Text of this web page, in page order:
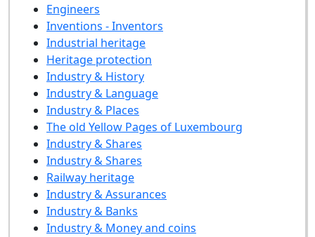
Engineers
Inventions - Inventors
Industrial heritage
Heritage protection
Industry & History
Industry & Language
Industry & Places
The old Yellow Pages of Luxembourg
Industry & Shares
Industry & Shares
Railway heritage
Industry & Assurances
Industry & Banks
Industry & Money and coins